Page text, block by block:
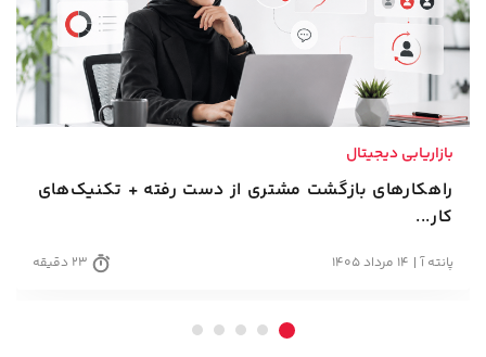
بازاریابی دیجیتال
راهکارهای بازگشت مشتری از دست رفته + تکنیک‌های
کار...
پانته آ 14 مرداد 1405